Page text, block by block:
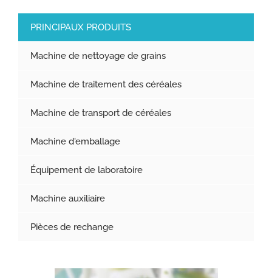
PRINCIPAUX PRODUITS
Machine de nettoyage de grains
Machine de traitement des céréales
Machine de transport de céréales
Machine d'emballage
Équipement de laboratoire
Machine auxiliaire
Pièces de rechange